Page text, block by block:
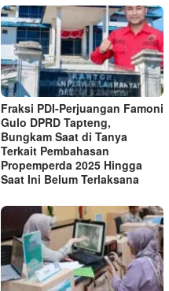
Fraksi PDI-Perjuangan Famoni
Gulo DPRD Tapteng,
Bungkam Saat di Tanya
Terkait Pembahasan
Propemperda 2025 Hingga
Saat Ini Belum Terlaksana